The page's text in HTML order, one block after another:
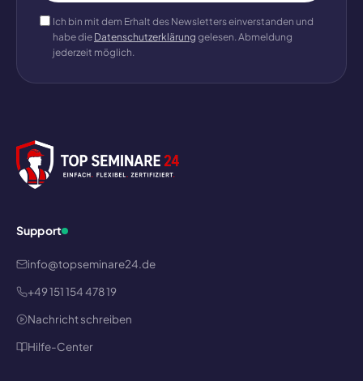
Ich bin mit dem Erhalt des Newsletters einverstanden und
habe die Datenschutzerklärung gelesen. Abmeldung
jederzeit möglich.
Support
info@topseminare24.de
+49 151 154 478 19
Nachricht schreiben
Hilfe-Center